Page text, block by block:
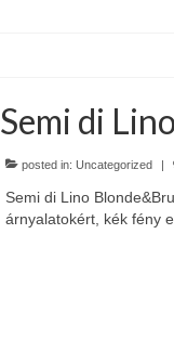
Semi di
posted in: Uncategorized |
Semi di Lino
árnyalatokért, kék fény